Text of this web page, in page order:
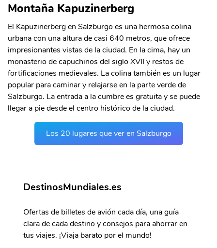
Montaña Kapuzinerberg
El Kapuzinerberg en Salzburgo es una hermosa colina
urbana con una altura de casi 640 metros, que ofrece
impresionantes vistas de la ciudad. En la cima, hay un
monasterio de capuchinos del siglo XVII y restos de
fortificaciones medievales. La colina también es un lugar
popular para caminar y relajarse en la parte verde de
Salzburgo. La entrada a la cumbre es gratuita y se puede
llegar a pie desde el centro histórico de la ciudad.
Los 20 lugares que ver en Salzburgo
DestinosMundiales.es
Ofertas de billetes de avión cada día, una guía
clara de cada destino y consejos para ahorrar en
tus viajes. ¡Viaja barato por el mundo!